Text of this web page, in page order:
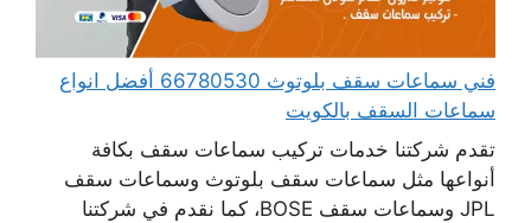
فني سماعات سقف بلوتوث 66780530 أفضل انواع
سماعات السقف بالكويت
تقدم شركتنا خدمات تركيب سماعات سقف بكافة
أنواعها مثل سماعات سقف بلوتوث وسماعات سقف
JPL وسماعات سقف BOSE، كما نقدم في شركتنا